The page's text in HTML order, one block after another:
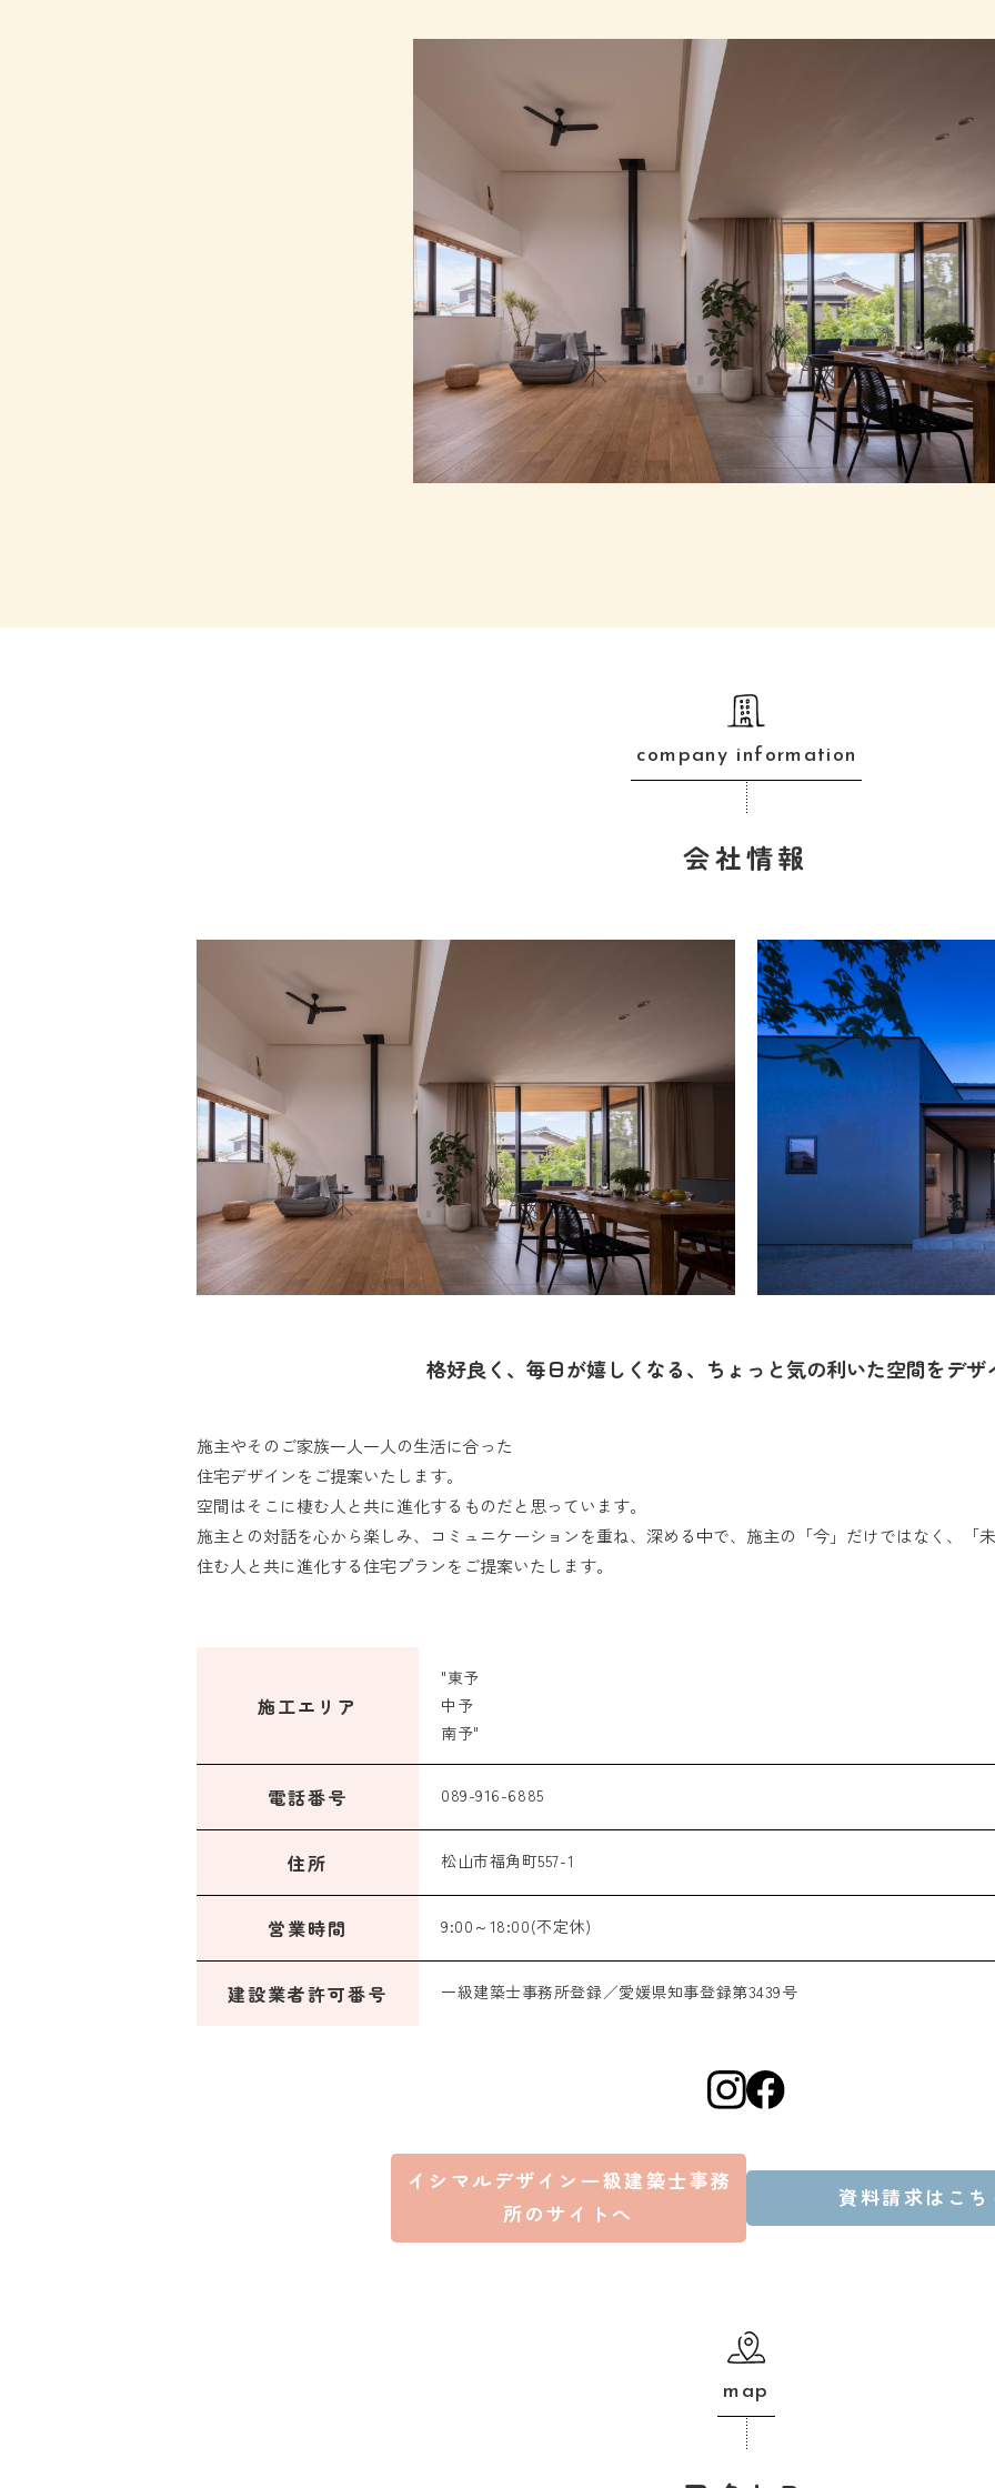
company information
会社情報
格好良く、毎日が嬉しくなる、ちょっと気の利いた空間をデザ
施主やそのご家族一人一人の生活に合った
住宅デザインをご提案いたします。
空間はそこに棲む人と共に進化するものだと思っています。
施主との対話を心から楽しみ、コミュニケーションを重ね、深める中で、施主の「今」だけではなく、「
住む人と共に進化する住宅プランをご提案いたします。
施工エリア
"東予
中予
南予"
電話番号 089-916-6885
住所 松山市福角町557-1
営業時間 9:00～18:00(不定休)
建設業者許可番号 一級建築士事務所登録／愛媛県知事登録第3439号
イシマルデザイン一級建築士事務
所のサイトへ
資料請求はこ
map